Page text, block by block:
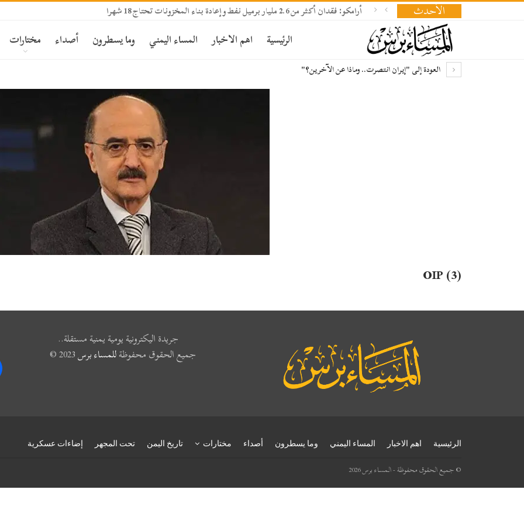
الأحدث أرامكو: فقدان أكثر من 2.6 مليار برميل نفط وإعادة بناء المخزونات تحتاج 18 شهرا
الرئيسية اهم الاخبار المساء اليمني وما يسطرون أصداء مختارات
العودة إلى "إيران انتصرت.. وماذا عن الآخرين؟"
OIP (3)
جريدة اليكترونية يومية يمنية مستقلة..
جميع الحقوق محفوظةللمساء برس
الرئيسية اهم الاخبار المساء اليمني وما يسطرون أصداء مختارات تاريخ اليمن تحت المجهر إضاءات عسكرية
© جميع الحقوق محفوظة - المساء برس 2026